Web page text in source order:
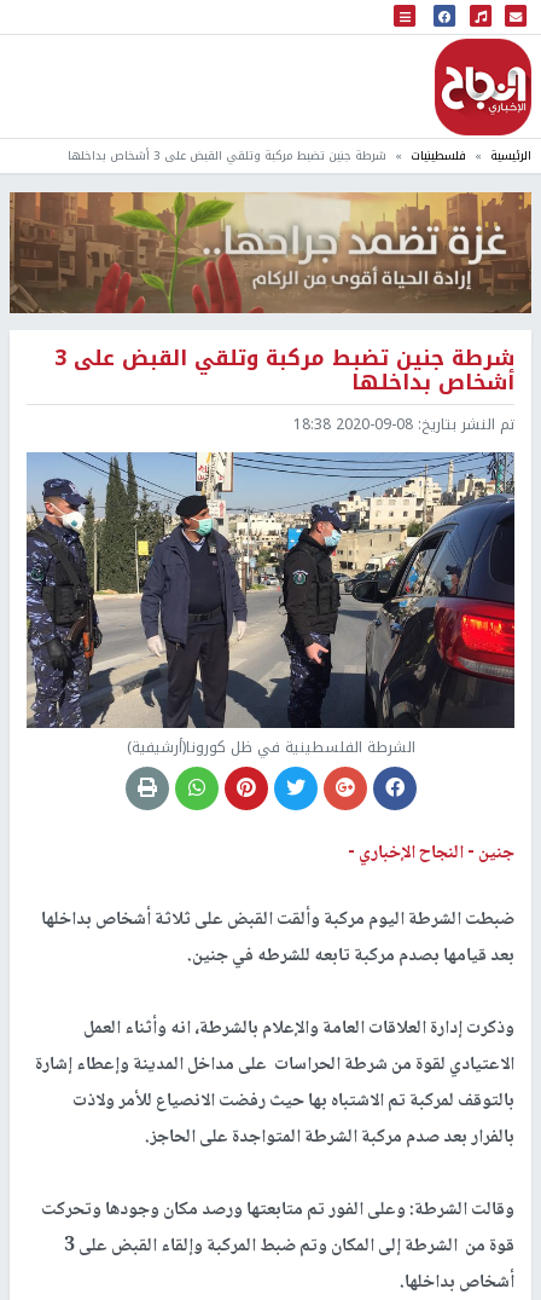
البث المباشر
إذاعة النجاح
الرئيسية فلسطينيات شرطة جنين تضبط مركبة وتلقي القبض على 3 أشخاص بداخلها
شرطة جنين تضبط مركبة وتلقي القبض على 3
أشخاص بداخلها
تم النشر بتاريخ: 2020-09-08 18:38
الشرطة الفلسطينية في ظل كورونا(أرشيفية)
جنين -النجاح الإخباري -
ضبطت الشرطة اليوم مركبة وألقت القبض على ثلاثة أشخاص بداخلها
بعد قيامها بصدم مركبة تابعه للشرطه في جنين.
وذكرت إدارة العلاقات العامة والإعلام بالشرطة، انه وأثناء العمل
الاعتيادي لقوة من شرطة الحراسات على مداخل المدينة وإعطاء إشارة
بالتوقف لمركبة تم الاشتباه بها حيث رفضت الانصياع للأمر ولاذت
بالفرار بعد صدم مركبة الشرطة المتواجدة على الحاجز.
وقالت الشرطة: وعلى الفور تم متابعتها ورصد مكان وجودها وتحركت
قوة من الشرطة إلى المكان وتم ضبط المركبة وإلقاء القبض على 3
أشخاص بداخلها.